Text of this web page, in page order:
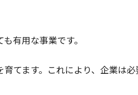
有用な事業です。
てます。これにより、企業は